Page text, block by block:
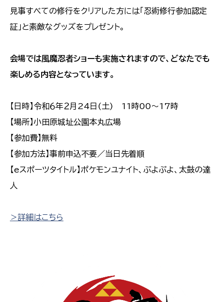
見事すべての修行をクリアした方には「忍術修行参加認定
証」と素敵なグッズをプレゼント。
会場では風魔忍者ショーも実施されますので、どなたでも
楽しめる内容となっています。
【日時】令和６年２月24日(土) 11時00～17時
【場所】小田原城址公園本丸広場
【参加費】無料
【参加方法】事前申込不要／当日先着順
【eスポーツタイトル】ポケモンユナイト、ぷよぷよ、太鼓の達
人
＞詳細はこちら